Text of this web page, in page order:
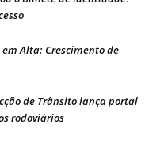
em Alta: Crescimento de
de Trânsito lança portal
rodoviários